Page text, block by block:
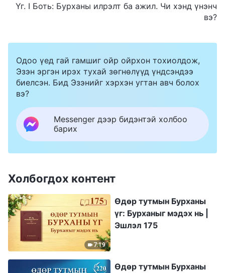
Үг. I Боть: Бурханы илрэлт ба ажил. Чи хэнд үнэнч
вэ?
Одоо үед гай гамшиг ойр ойрхон тохиолдож,
Эзэн эргэн ирэх тухай зөгнөлүүд үндсэндээ
биелсэн. Бид Эзэнийг хэрхэн угтан авч болох
вэ?
Messenger дээр бидэнтэй холбоо
барих
Холбогдох контент
7:19
Өдөр тутмын Бурханы
үг: Бурханыг мэдэх нь |
Эшлэл 175
Өдөр тутмын Бурханы